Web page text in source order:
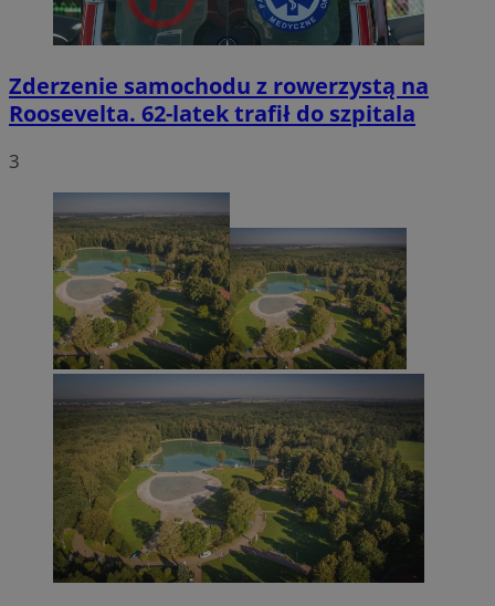
Zderzenie samochodu z rowerzystą na
Roosevelta. 62-latek trafił do szpitala
3